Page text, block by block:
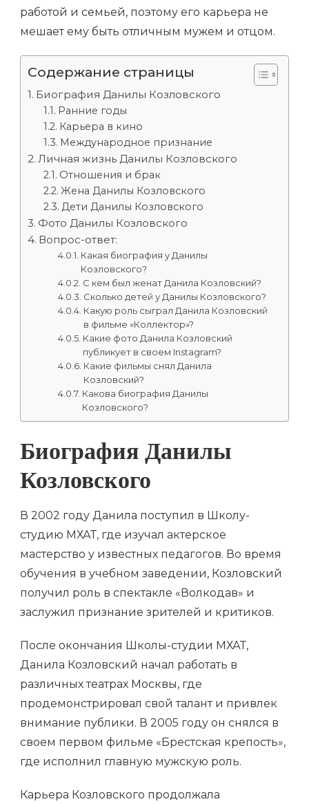
работой и семьей, поэтому его карьера не
мешает ему быть отличным мужем и отцом.
Содержание страницы
Биография Данилы Козловского
Ранние годы
Карьера в кино
Международное признание
Личная жизнь Данилы Козловского
Отношения и брак
Жена Данилы Козловского
Дети Данилы Козловского
Фото Данилы Козловского
Вопрос-ответ:
Какая биография у Данилы
Козловского?
С кем был женат Данила Козловский?
Сколько детей у Данилы Козловского?
Какую роль сыграл Данила Козловский
в фильме «Коллектор»?
Какие фото Данила Козловский
публикует в своем Instagram?
Какие фильмы снял Данила
Козловский?
Какова биография Данилы
Козловского?
Биография Данилы
Козловского
В 2002 году Данила поступил в Школу-
студию МХАТ, где изучал актерское
мастерство у известных педагогов. Во время
обучения в учебном заведении, Козловский
получил роль в спектакле «Волкодав» и
заслужил признание зрителей и критиков.
После окончания Школы-студии МХАТ,
Данила Козловский начал работать в
различных театрах Москвы, где
продемонстрировал свой талант и привлек
внимание публики. В 2005 году он снялся в
своем первом фильме «Брестская крепость»,
где исполнил главную мужскую роль.
Карьера Козловского продолжала